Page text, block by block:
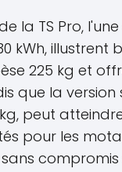
la TS Pro,
kWh, illustrent
225 kg et
que la version
peut
pour les